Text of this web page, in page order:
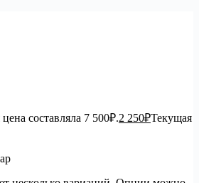
составляла 7 500₽.2 250₽Текущая